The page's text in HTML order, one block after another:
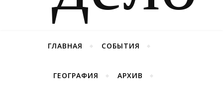
ГЛАВНАЯ СОБЫТИЯ
ГЕОГРАФИЯ АРХИВ